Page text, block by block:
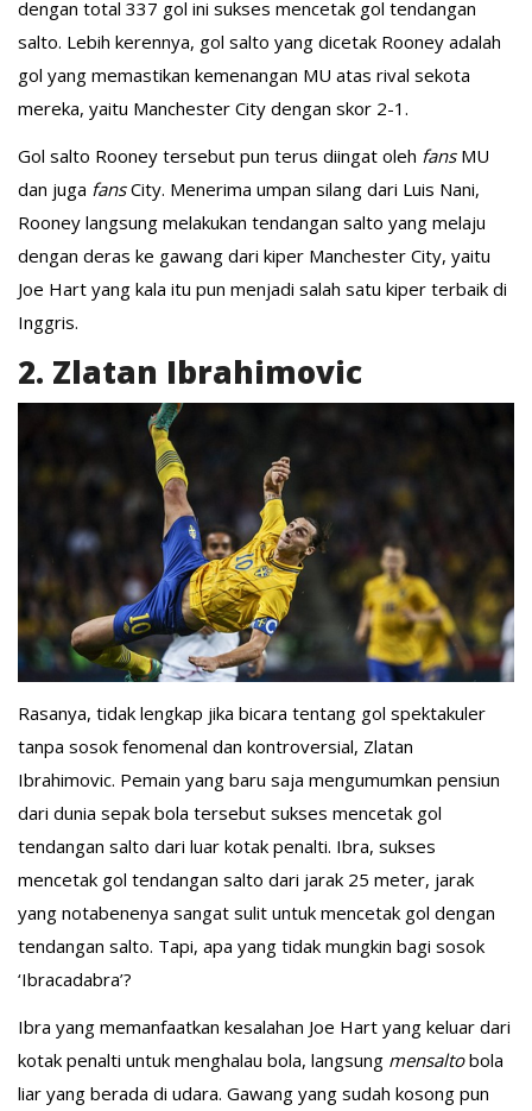
dengan total 337 gol ini sukses mencetak gol tendangan
salto. Lebih kerennya, gol salto yang dicetak Rooney adalah
gol yang memastikan kemenangan MU atas rival sekota
mereka, yaitu Manchester City dengan skor 2-1.
Gol salto Rooney tersebut pun terus diingat oleh fans MU
dan juga fansCity. Menerima umpan silang dari Luis Nani,
Rooney langsung melakukan tendangan salto yang melaju
dengan deras ke gawang dari kiper Manchester City, yaitu
Joe Hart yang kala itu pun menjadi salah satu kiper terbaik di
Inggris.
2. Zlatan Ibrahimovic
Rasanya, tidak lengkap jika bicara tentang gol spektakuler
tanpa sosok fenomenal dan kontroversial, Zlatan
Ibrahimovic. Pemain yang baru saja mengumumkan pensiun
dari dunia sepak bola tersebut sukses mencetak gol
tendangan salto dari luar kotak penalti. Ibra, sukses
mencetak gol tendangan salto dari jarak 25 meter, jarak
yang notabenenya sangat sulit untuk mencetak gol dengan
tendangan salto. Tapi, apa yang tidak mungkin bagi sosok
‘Ibracadabra’?
Ibra yang memanfaatkan kesalahan Joe Hart yang keluar dari
kotak penalti untuk menghalau bola, langsung mensaltobola
liar yang berada di udara. Gawang yang sudah kosong pun